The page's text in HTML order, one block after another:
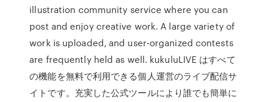
illustration community service where you can
post and enjoy creative work. A large variety of
work is uploaded, and user-organized contests
are frequently held as well. kukuluLIVE はすべて
の機能を無料で利用できる個人運営のライブ配信サ
イトです。充実した公式ツールにより誰でも簡単に